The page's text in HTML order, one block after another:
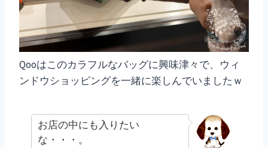
Qooはこのカラフルなバッグに興味津々で、ウィ
ンドウショッピングを一緒に楽しんでいましたｗ
お店の中にも入りたい
な・・・。